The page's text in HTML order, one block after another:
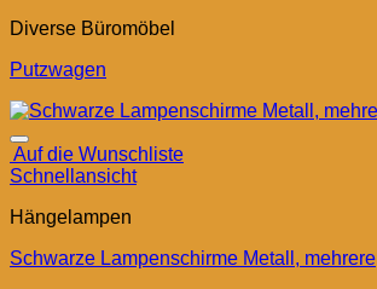
Diverse Büromöbel
Putzwagen
Auf die Wunschliste
Schnellansicht
Hängelampen
Schwarze Lampenschirme Metall, mehrere